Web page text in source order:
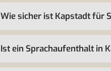
Wie sicher ist Kapstadt für
Ist ein Sprachaufenthalt in